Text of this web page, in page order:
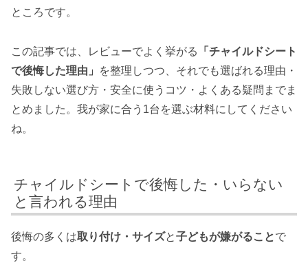
ところです。
この記事では、レビューでよく挙がる
「チャイルドシート
で後悔した理由」
を整理しつつ、それでも選ばれる理由・
失敗しない選び方・安全に使うコツ・よくある疑問までま
とめました。我が家に合う1台を選ぶ材料にしてください
ね。
チャイルドシートで後悔した・いらない
と言われる理由
後悔の多くは取り付け・サイズと子どもが嫌がることで
す。